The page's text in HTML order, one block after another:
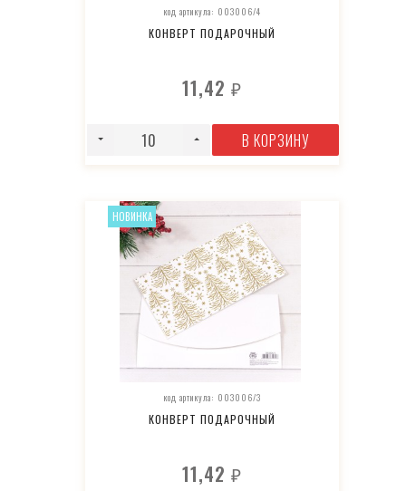
код артикула: 003006/4
КОНВЕРТ ПОДАРОЧНЫЙ
11,42₽
В КОРЗИНУ
код артикула: 003006/3
КОНВЕРТ ПОДАРОЧНЫЙ
11,42₽
НОВИНКА